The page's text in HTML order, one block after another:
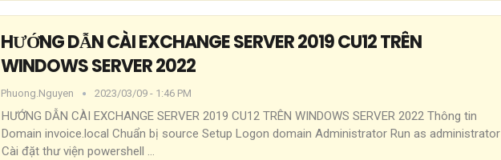
HƯỚNG DẪN CÀI EXCHANGE SERVER 2019 CU12 TRÊN
WINDOWS SERVER 2022
Phuong.nguyen 2023/03/09 - 1:46 PM
HƯỚNG DẪN CÀI EXCHANGE SERVER 2019 CU12 TRÊN WINDOWS SERVER 2022 Thông tin
Domain invoice.local Chuẩn bị source Setup Logon domain Administrator Run as administrator
Cài đặt thư viện powershell …